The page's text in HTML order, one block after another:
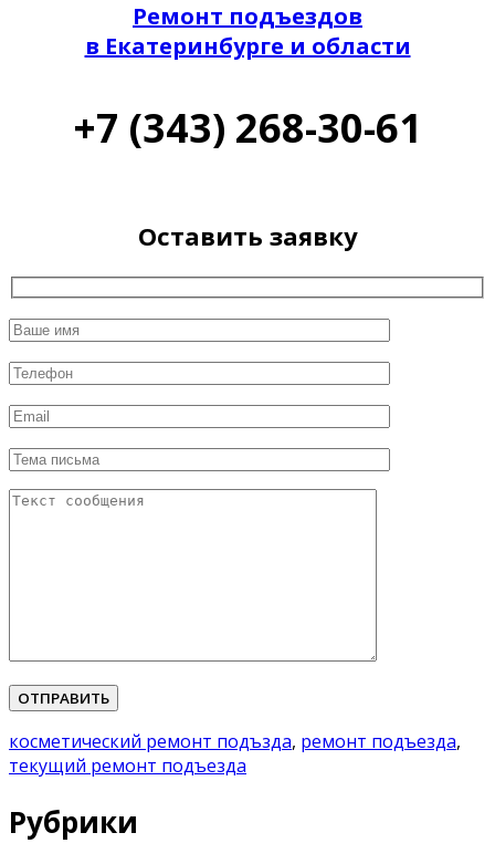
Ремонт подъездов
в Екатеринбурге и области
+7 (343) 268-30-61
Оставить заявку
Please leave this field empty.
косметический ремонт подъзда, ремонт подъезда,
текущий ремонт подъезда
Рубрики